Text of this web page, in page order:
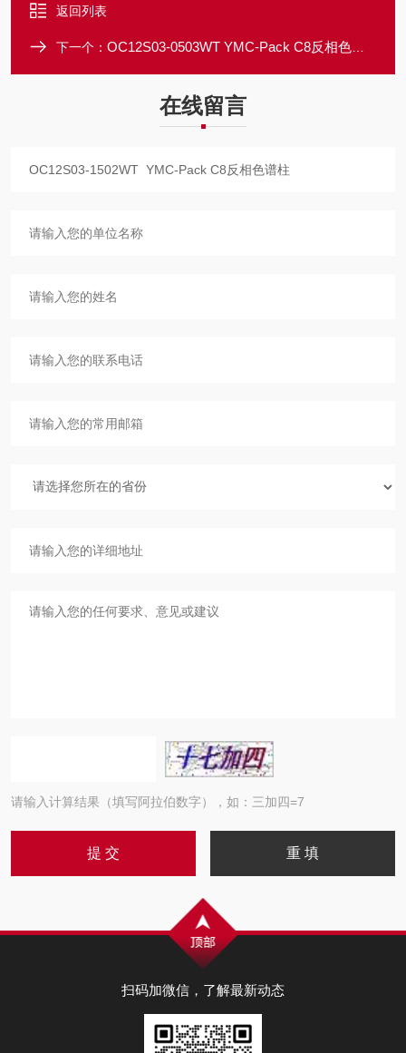
返回列表
下一个： OC12S03-0503WT YMC-Pack C8反相色谱柱
在线留言
请输入计算结果（填写阿拉伯数字），如：三加四=7
扫码加微信，了解最新动态